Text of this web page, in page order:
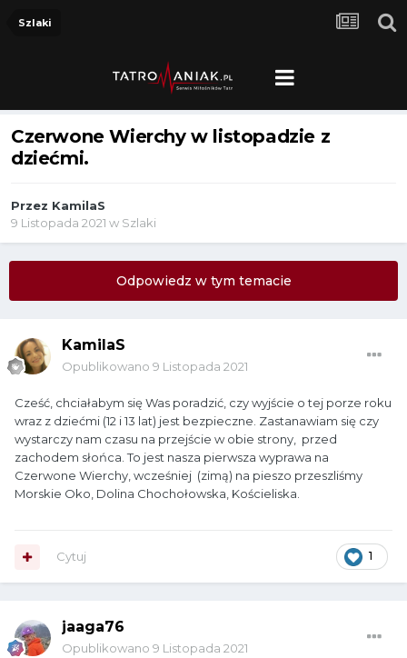
Szlaki
Czerwone Wierchy w listopadzie z
dziećmi.
Przez KamilaS
9 Listopada 2021 w Szlaki
Odpowiedz w tym temacie
KamilaS
Opublikowano 9 Listopada 2021
Cześć, chciałabym się Was poradzić, czy wyjście o tej porze roku
wraz z dziećmi (12 i 13 lat) jest bezpieczne. Zastanawiam się czy
wystarczy nam czasu na przejście w obie strony, przed
zachodem słońca. To jest nasza pierwsza wyprawa na
Czerwone Wierchy, wcześniej (zimą) na pieszo przeszliśmy
Morskie Oko, Dolina Chochołowska, Kościeliska.
1
Cytuj
jaaga76
Opublikowano 9 Listopada 2021